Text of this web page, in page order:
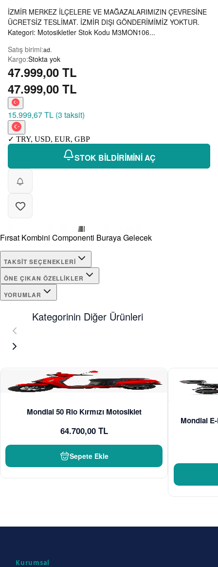
İZMİR MERKEZ İLÇELERE VE MAĞAZALARIMIZIN ÇEVRESİNE
ÜCRETSİZ TESLİMAT. İZMİR DIŞI GÖNDERİMİMİZ YOKTUR.
Kategori: Motosikletler Stok Kodu M3MON106...
Satış birimi:ad.
Kargo:Stokta yok
47.999,00 TL
47.999,00 TL
15.999,67 TL (3 taksit)
✓ TRY, USD, EUR, GBP
STOK BİLDİRİMİNİ AÇ
Fırsat Kombini Componenti Buraya Gelecek
TAKSIT SEÇENEKLERI
ÖNE ÇIKAN ÖZELLIKLER
YORUMLAR
Kategorinin Diğer Ürünleri
Mondial 50 Rio Kırmızı Motosiklet
64.700,00 TL
Sepete Ekle
Mondial
Kurumsal